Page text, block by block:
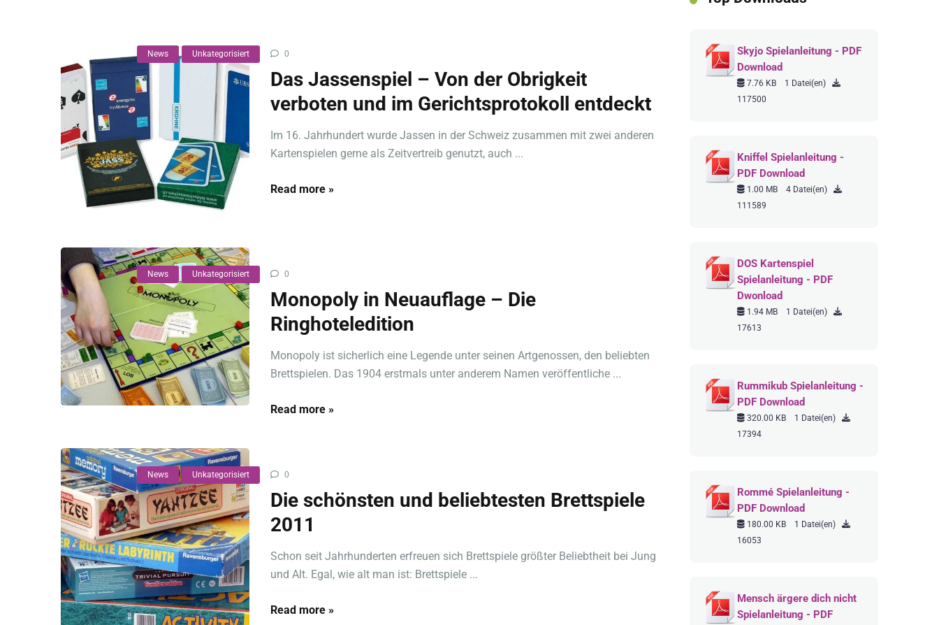
News Unkategorisiert 0
Das Jassenspiel – Von der Obrigkeit
verboten und im Gerichtsprotokoll entdeckt
Im 16. Jahrhundert wurde Jassen in der Schweiz zusammen mit zwei anderen
Kartenspielen gerne als Zeitvertreib genutzt, auch ...
Read more »
News Unkategorisiert 0
Monopoly in Neuauflage – Die
Ringhoteledition
Monopoly ist sicherlich eine Legende unter seinen Artgenossen, den beliebten
Brettspielen. Das 1904 erstmals unter anderem Namen veröffentliche ...
Read more »
News Unkategorisiert 0
Die schönsten und beliebtesten Brettspiele
2011
Schon seit Jahrhunderten erfreuen sich Brettspiele größter Beliebtheit bei Jung
und Alt. Egal, wie alt man ist: Brettspiele ...
Read more »
Skyjo Spielanleitung - PDF
Download
7.76 KB
1 Datei(en)
117500
Kniffel Spielanleitung -
PDF Download
1.00 MB
4 Datei(en)
111589
DOS Kartenspiel
Spielanleitung - PDF
Dwonload
1.94 MB
1 Datei(en)
17613
Rummikub Spielanleitung -
PDF Download
320.00 KB
1 Datei(en)
17394
Rommé Spielanleitung -
PDF Download
180.00 KB
1 Datei(en)
16053
Mensch ärgere dich nicht
Spielanleitung - PDF